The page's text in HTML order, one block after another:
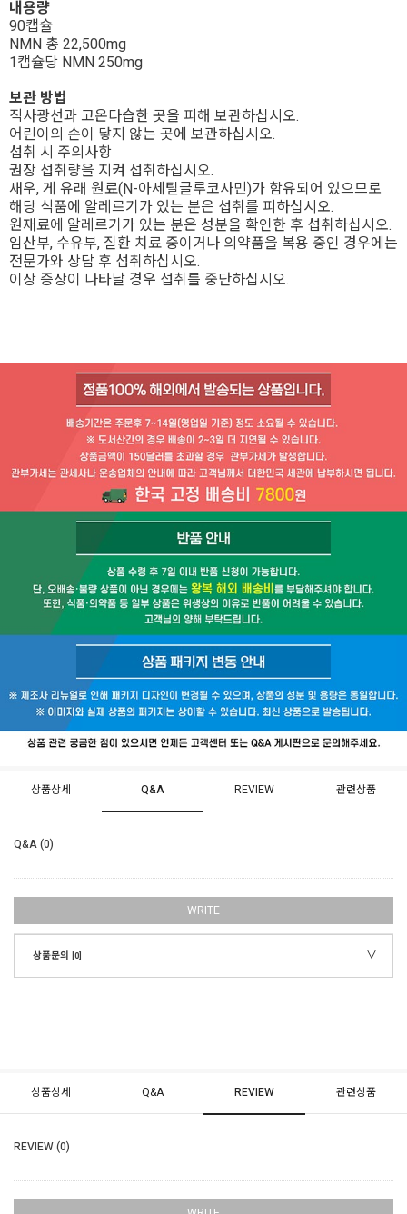
내용량
90캡슐
NMN 총 22,500mg
1캡슐당 NMN 250mg
보관 방법
직사광선과 고온다습한 곳을 피해 보관하십시오.
어린이의 손이 닿지 않는 곳에 보관하십시오.
섭취 시 주의사항
권장 섭취량을 지켜 섭취하십시오.
새우, 게 유래 원료(N-아세틸글루코사민)가 함유되어 있으므로
해당 식품에 알레르기가 있는 분은 섭취를 피하십시오.
원재료에 알레르기가 있는 분은 성분을 확인한 후 섭취하십시오.
임산부, 수유부, 질환 치료 중이거나 의약품을 복용 중인 경우에는
전문가와 상담 후 섭취하십시오.
이상 증상이 나타날 경우 섭취를 중단하십시오.
상품상세 Q&A REVIEW 관련상품
Q&A (0)
WRITE
상품문의 [0]
상품상세 Q&A REVIEW 관련상품
REVIEW (0)